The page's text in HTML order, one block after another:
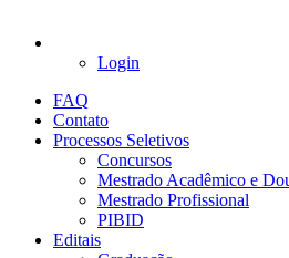
Login
FAQ
Contato
Processos Seletivos
Concursos
Mestrado Acadêmico e
Mestrado Profissional
PIBID
Editais